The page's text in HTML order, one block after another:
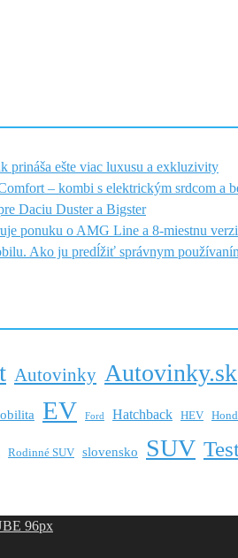
ešte viac luxusu a exkluzivity
– kombi s elektrickým srdcom a
Daciu Duster a Bigster
ponuku o AMG Line a 8-miestnu
Ako ju predĺžiť správnym
Autovinky Autovinky.sk
EV Ford Hatchback HEV
Rodinné SUV slovensko SUV